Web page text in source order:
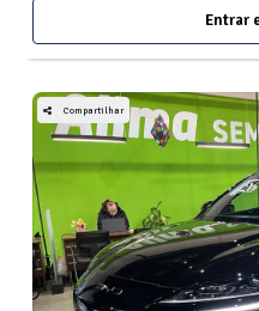
Entrar
Compartilhar